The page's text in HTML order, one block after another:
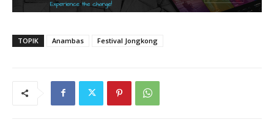
TOPIK Anambas Festival Jongkong